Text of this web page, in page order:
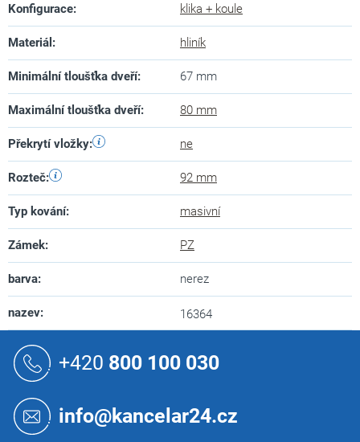
Konfigurace: klika + koule
Materiál : hliník
Minimální tloušťka dveří: 67 mm
Maximální tloušťka dveří: 80 mm
Překrytí vložky: ne
Rozteč: 92 mm
Typ kování: masivní
Zámek: PZ
barva: nerez
nazev: 16364
+420 800 100 030
info@kancelar24.cz